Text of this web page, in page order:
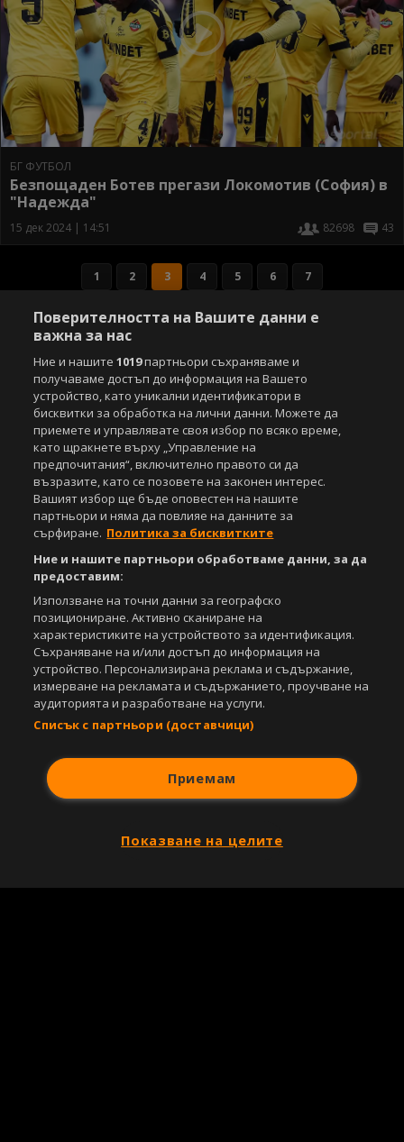
БГ ФУТБОЛ
Безпощаден Ботев прегази Локомотив (София) в
"Надежда"
15 дек 2024 | 14:51 82698 43
1 2 3 4 5 6 7
Поверителността на Вашите данни е
важна за нас
Ние и нашите1019партньори съхраняваме и
получаваме достъп до информация на Вашето
устройство, като уникални идентификатори в
бисквитки за обработка на лични данни. Можете да
приемете и управлявате своя избор по всяко време,
като щракнете върху „Управление на
предпочитания“, включително правото си да
възразите, като се позовете на законен интерес.
Вашият избор ще бъде оповестен на нашите
партньори и няма да повлияе на данните за
сърфиране. Политика за бисквитките
Ние и нашите партньори обработваме данни, за да
предоставим:
Използване на точни данни за географско
позициониране. Активно сканиране на
характеристиките на устройството за идентификация.
Съхраняване на и/или достъп до информация на
устройство. Персонализирана реклама и съдържание,
измерване на рекламата и съдържанието, проучване на
аудиторията и разработване на услуги.
Списък с партньори (доставчици)
Приемам
Показване на целите